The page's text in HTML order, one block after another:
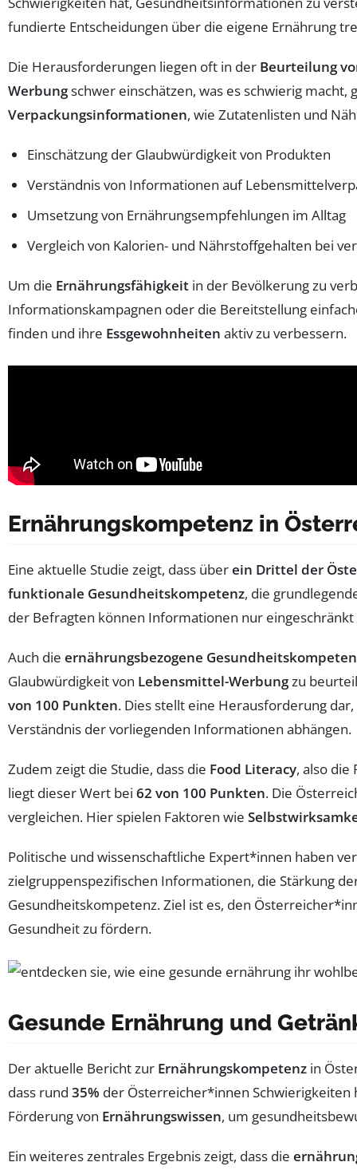
fundierte Entscheidungen über die eigene Ernährung
Die Herausforderungen liegen oft in der Beurteilung
Werbungschwer einschätzen, was es schwierig
Verpackungsinformationen, wie Zutatenlisten und
Einschätzung der Glaubwürdigkeit von Produkten
Verständnis von Informationen auf
Umsetzung von Ernährungsempfehlungen im Alltag
Vergleich von Kalorien- und Nährstoffgehalten bei
Um die Ernährungsfähigkeit in der Bevölkerung zu
Informationskampagnen oder die Bereitstellung
finden und ihre Essgewohnheiten aktiv zu verbessern.
Ernährungskompetenz in
Eine aktuelle Studie zeigt, dass überein Drittel der
funktionale Gesundheitskompetenz, die
der Befragten können Informationen nur
Auch die ernährungsbezogene
Glaubwürdigkeit von Lebensmittel-Werbungzu
von 100 Punkten. Dies stellt eine Herausforderung
Verständnis der vorliegenden Informationen abhängen.
Zudem zeigt die Studie, dass die Food Literacy, also die
liegt dieser Wert bei 62 von 100 Punkten. Die
vergleichen. Hier spielen Faktoren wie
Politische und wissenschaftliche Expert*innen haben
zielgruppenspezifischen Informationen, die Stärkung
Gesundheitskompetenz. Ziel ist es, den
Gesundheit zu fördern.
Gesunde Ernährung und
Der aktuelle Bericht zur Ernährungskompetenz in
dass rund 35% der Österreicher*innen
Förderung von Ernährungswissen, um
Ein weiteres zentrales Ergebnis zeigt, dass die